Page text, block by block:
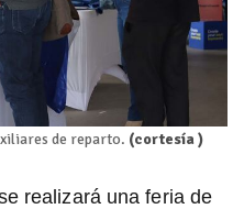
de reparto. (cortesía )
realizará una feria de